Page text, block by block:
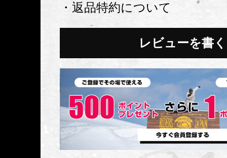
・返品特約について
レビューを書く